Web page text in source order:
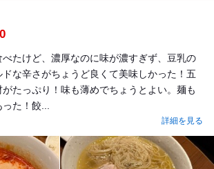
たけど、濃厚なのに味が濃すぎず、豆乳の
ドな辛さがちょうど良くて美味しかった！五
たっぷり！味も薄めでちょうとよい。麺も
た！餃...
詳細を見る